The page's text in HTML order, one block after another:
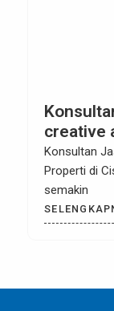
creative
Cisoka
Konsultan
Properti di
semakin